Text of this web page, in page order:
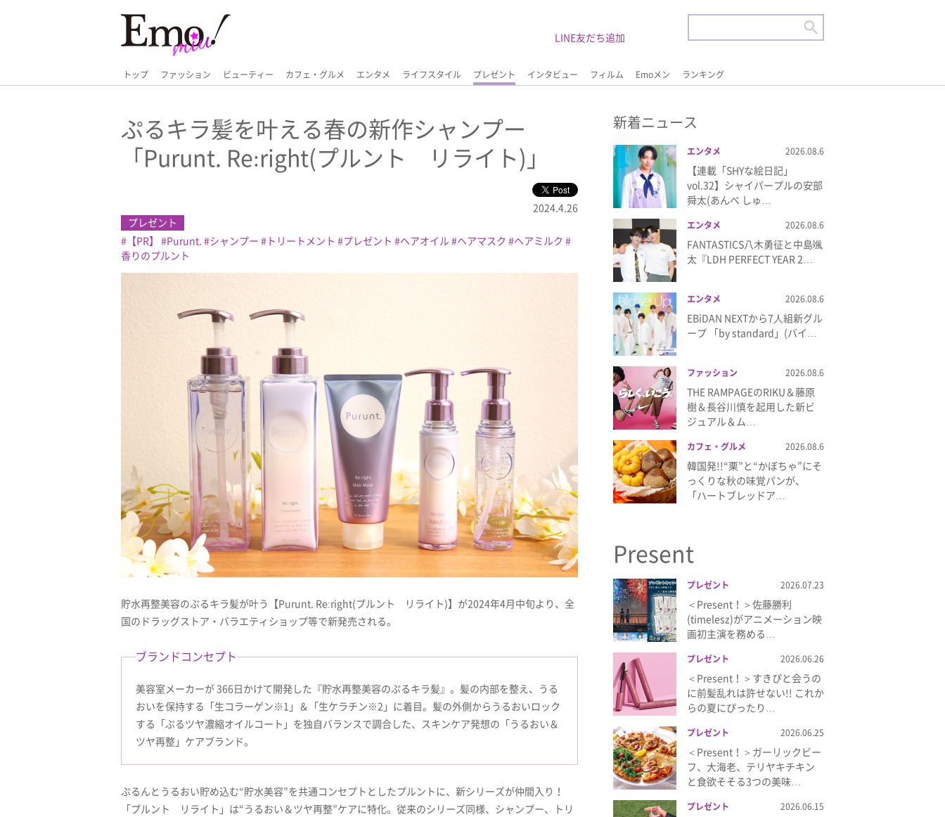
トップ ファッション ビューティー カフェ・グルメ エンタメ ライフスタイル プレゼント インタビュー フィルム Emoメン ランキング
LINE友だち追加
ぷるキラ髪を叶える春の新作シャンプー
「Purunt. Re:right(プルント リライト)」
2024.4.26
プレゼント
【PR】
Purunt. シャンプー トリートメント プレゼント ヘアオイル ヘアマスク
ヘアミルク
香りのプルント
貯水再整美容のぷるキラ髪が叶う【Purunt. Re:right(プルント リライト)】が2024年4月中旬より、全
国のドラッグストア・バラエティショップ等で新発売される。
ブランドコンセプト
美容室メーカーが 366日かけて開発した『貯水再整美容のぷるキラ髪』。髪の内部を整え、うる
おいを保持する「生コラーゲン※1」＆「生ケラチン※2」に着目。髪の外側からうるおいロック
する「ぷるツヤ濃縮オイルコート」を独自バランスで調合した、スキンケア発想の「うるおい＆
ツヤ再整」ケアブランド。
ぷるんとうるおい貯め込む“貯水美容”を共通コンセプトとしたプルントに、新シリーズが仲間入り！
「プルント リライト」は“うるおい＆ツヤ再整”ケアに特化。従来のシリーズ同様、シャンプー、トリ
新着ニュース
エンタメ 2026.08.6
【連載「SHYな絵日記」
vol.32】シャイパープルの安部
舜太(あんべ しゅ…
エンタメ 2026.08.6
FANTASTICS八木勇征と中島颯
太『LDH PERFECT YEAR 2…
エンタメ 2026.08.6
EBiDAN NEXTから7⼈組新グル
ープ 「by standard」(バイ…
ファッション 2026.08.6
THE RAMPAGEのRIKU＆藤原
樹＆長谷川慎を起用した新ビ
ジュアル＆ム…
カフェ・グルメ 2026.08.6
韓国発!!“栗”と“かぼちゃ”にそ
っくりな秋の味覚パンが、
「ハートブレッドア…
Present
プレゼント 2026.07.23
＜Present！＞佐藤勝利
(timelesz)がアニメーション映
画初主演を務める…
プレゼント 2026.06.26
＜Present！＞すきぴと会うの
に前髪乱れは許せない!! これか
らの夏にぴったり…
プレゼント 2026.06.25
＜Present！＞ガーリックビー
フ、大海老、テリヤキチキン
と食欲そそる3つの美味…
プレゼント 2026.06.15